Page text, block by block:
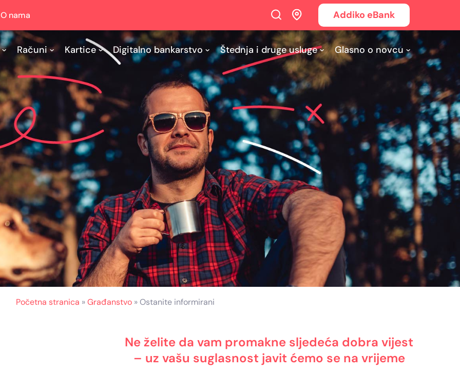
O nama Addiko eBank
Računi Kartice Digitalno bankarstvo Štednja i druge usluge Glasno o novcu
Početna stranica »Građanstvo»Ostanite informirani
Ne želite da vam promakne sljedeća dobra vijest
– uz vašu suglasnost javit ćemo se na vrijeme